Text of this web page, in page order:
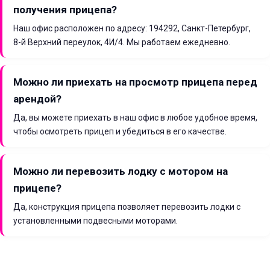
получения прицепа?
Наш офис расположен по адресу: 194292, Санкт-Петербург,
8-й Верхний переулок, 4И/4. Мы работаем ежедневно.
Можно ли приехать на просмотр прицепа перед
арендой?
Да, вы можете приехать в наш офис в любое удобное время,
чтобы осмотреть прицеп и убедиться в его качестве.
Можно ли перевозить лодку с мотором на
прицепе?
Да, конструкция прицепа позволяет перевозить лодки с
установленными подвесными моторами.